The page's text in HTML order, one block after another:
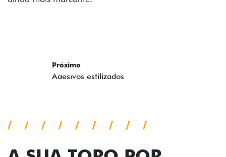
TODOS OS ÂNGULOS